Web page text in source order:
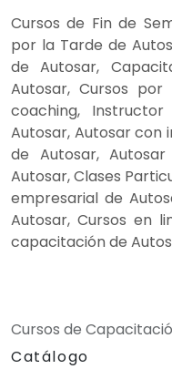
Cursos de Fin de
por la Tarde de
de Autosar,
Autosar, Cursos
coaching,
Autosar, Autosar con
de Autosar,
Autosar, Clases
empresarial de
Autosar, Cursos en
capacitación de
Cursos de
Catálogo